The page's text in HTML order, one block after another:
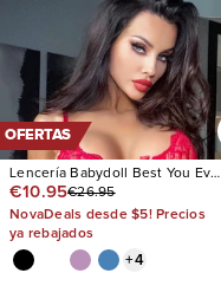
OFERTAS
Lencería Babydoll Best You Ever
Had
€10.95€26.95
NovaDeals desde $5! Precios
ya rebajados
+4